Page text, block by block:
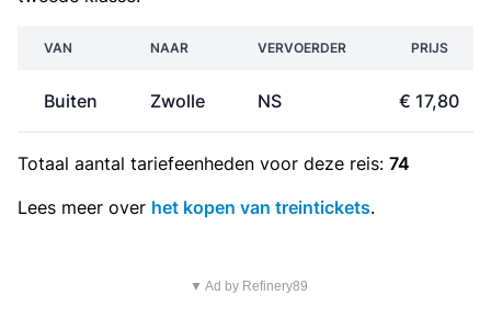
VAN NAAR VERVOERDER PRIJS
Buiten Zwolle NS € 17,80
Totaal aantal tariefeenheden voor deze reis: 74
Lees meer over het kopen van treintickets.
▼ Ad by Refinery89